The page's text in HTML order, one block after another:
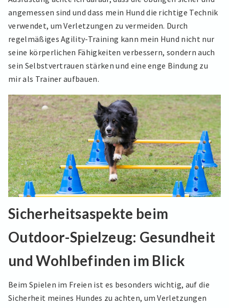
angemessen sind und dass mein Hund die richtige Technik
verwendet, um Verletzungen zu vermeiden. Durch
regelmäßiges Agility-Training kann mein Hund nicht nur
seine körperlichen Fähigkeiten verbessern, sondern auch
sein Selbstvertrauen stärken und eine enge Bindung zu
mir als Trainer aufbauen.
Sicherheitsaspekte beim
Outdoor-Spielzeug: Gesundheit
und Wohlbefinden im Blick
Beim Spielen im Freien ist es besonders wichtig, auf die
Sicherheit meines Hundes zu achten, um Verletzungen